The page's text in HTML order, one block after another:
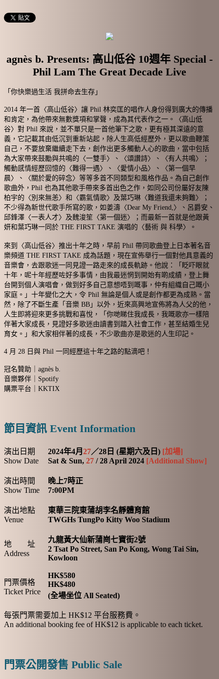
agnès b. Presents: 高山低谷 10週年 Special -
Phil Lam The Great Decade Live
「你快樂過生活 我拼命去生存」
2014 年一首〈高山低谷〉讓 Phil 林奕匡的唱作人身份得到廣大的傳播
和肯定，為他帶來無數獎項和掌聲，成為其代表作之一。〈高山低
谷〉對 Phil 來說，並不單只是一首他筆下之歌，更有極其深遠的意
義，它記載其由低沉到重新站起，除人生高低經歷外，更以歌曲鞭策
自己，不要放棄繼續走下去，創作出更多觸動人心的歌曲，當中包括
為大家帶來鼓勵與共鳴的〈一雙手〉、〈頌讚詩〉、〈有人共鳴〉；
觸動感情經歷回憶的〈難得一遇〉、〈愛情小品〉、〈第一個早
晨〉、〈關於愛的碎念〉等等多首不同類型和風格作品。為自己創作
歌曲外，Phil 也為其他歌手帶來多首出色之作，如同公司份屬好友陳
柏宇的〈別來無恙〉和〈霸氣情歌〉及葉巧琳〈難道我還未夠難〉；
不少得為新世代歌手所寫的歌，如姜濤〈Dear My Friend,〉、呂爵安、
邱鋒澤〈一表人才〉及魏浚笙〈第一個迷〉；而最新一首就是他跟黃
妍和葉巧琳一同於 THE FIRST TAKE 演唱的〈藝術 與 科學〉。
來到〈高山低谷〉推出十年之時，早前 Phil 帶同歌曲登上日本著名音
樂頻道 THE FIRST TAKE 成為話題，現在宣佈舉行一個對他具意義的
音樂會，去跟歌迷一同見證一路走來的成長軌跡。他說：「眨吓眼就
十年，呢十年經歷咗好多事情，由我最迷惘到開始有啲成績，登上舞
台開到個人演唱會，做到好多自己意想唔到嘅事，仲有組織自己嘅小
家庭。」十年變化之大，令 Phil 無論是個人或是創作都更為成熟。當
然，除了不斷生產「音樂 BB」以外，近來高興地宣佈將為人父的他，
人生即將迎來更多挑戰和喜悅，「你哋睇住我成長，我嘅歌亦一樣陪
伴著大家成長，見證好多歌迷由讀書到踏入社會工作，甚至結婚生兒
育女。」和大家相伴著的成長，不少歌曲亦是歌迷的人生印記。
4 月 28 日與 Phil 一同經歷這十年之路的點滴吧！
冠名贊助｜agnès b.
音樂夥伴｜Spotify
購票平台｜KKTIX
節目資訊 Event Information
演出日期
Show Date
2024年4月 27／28日 (星期六及日) [加場]
Sat & Sun, 27 / 28 April 2024 [Additional Show]
演出時間
Show Time
晚上7時正
7:00PM
演出地點
Venue
東華三院東蒲胡李名靜體育館
TWGHs TungPo Kitty Woo Stadium
地 址
Address
九龍黃大仙新蒲崗七寶街2號
2 Tsat Po Street, San Po Kong, Wong Tai Sin,
Kowloon
門票價格
Ticket Price
HK$580
HK$480
(全場坐位 All Seated)
每張門票需要加上 HK$12 平台服務費。
An additional booking fee of HK$12 is applicable to each ticket.
門票公開發售 Public Sale